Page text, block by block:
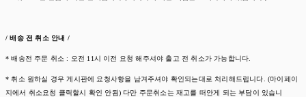
/ 배송 전 취소 안내 /
* 배송전 주문 취소 : 오전 11시 이전 요청 해주셔야 출고 전 취소가 가능합니다.
* 취소 원하실 경우 게시판에 요청사항을 남겨주셔야 확인되는대로 처리해드립니다. (마이페이
지에서 취소요청 클릭할시 확인 안됨) 다만 주문취소는 재고를 떠안게 되는 부담이 있습니